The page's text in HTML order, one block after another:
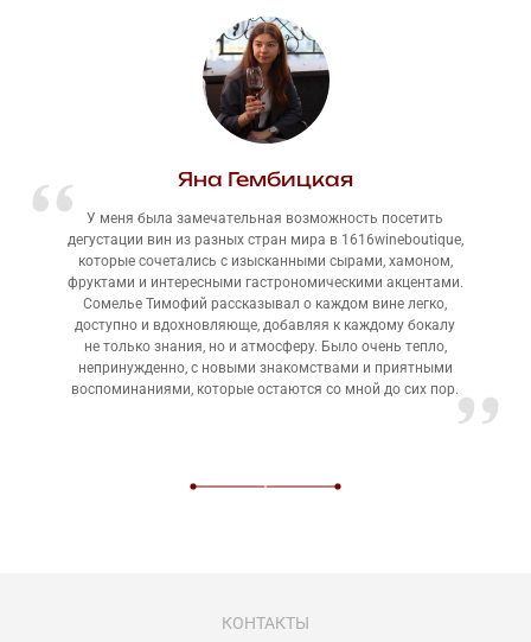
Яна Гембицкая
У меня была замечательная возможность посетить
дегустации вин из разных стран мира в 1616wineboutique,
которые сочетались с изысканными сырами, хамоном,
фруктами и интересными гастрономическими акцентами.
Сомелье Тимофий рассказывал о каждом вине легко,
доступно и вдохновляюще, добавляя к каждому бокалу
не только знания, но и атмосферу. Было очень тепло,
непринужденно, с новыми знакомствами и приятными
воспоминаниями, которые остаются со мной до сих пор.
КОНТАКТЫ